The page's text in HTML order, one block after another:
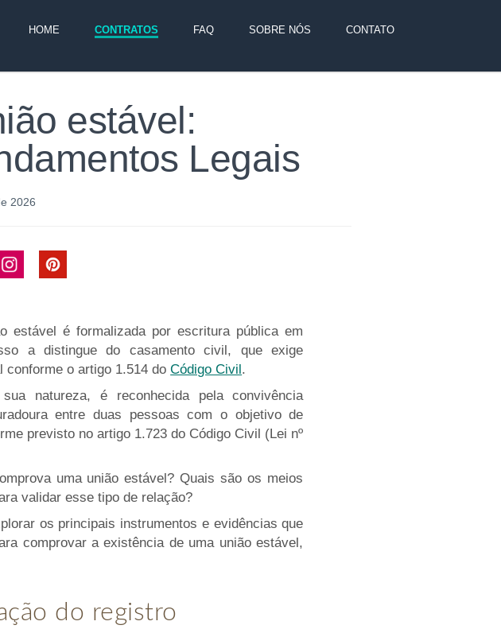
HOME CONTRATOS FAQ SOBRE NÓS CONTATO
estável:
Legais
de 2026
estável é formalizada por escritura pública em
a distingue do casamento civil, que exige
conforme o artigo 1.514 doCódigo Civil.
natureza, é reconhecida pela convivência
entre duas pessoas com o objetivo de
previsto no artigo 1.723 do Código Civil (Lei nº
uma união estável? Quais são os meios
validar esse tipo de relação?
os principais instrumentos e evidências que
comprovar a existência de uma união estável,
do registro